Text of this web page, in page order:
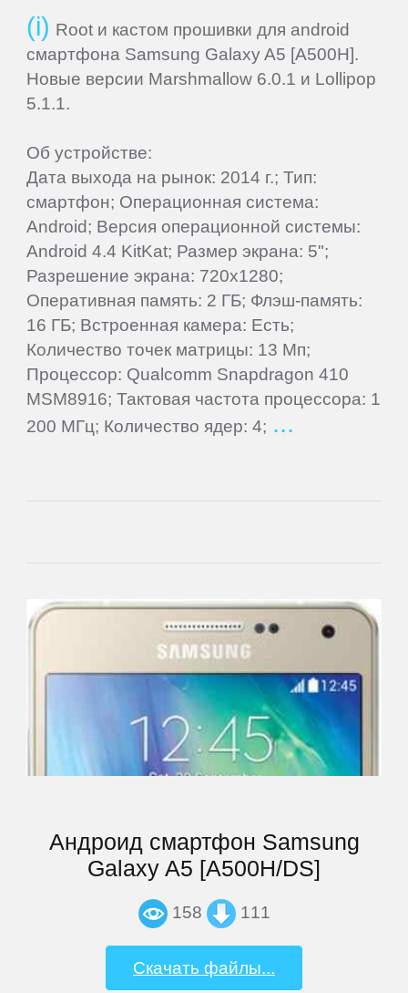
Root и кастом прошивки для android
смартфона Samsung Galaxy A5 [A500H].
Новые версии Marshmallow 6.0.1 и Lollipop
5.1.1.
Об устройстве:
Дата выхода на рынок: 2014 г.; Тип:
смартфон; Операционная система:
Android; Версия операционной системы:
Android 4.4 KitKat; Размер экрана: 5";
Разрешение экрана: 720x1280;
Оперативная память: 2 ГБ; Флэш-память:
16 ГБ; Встроенная камера: Есть;
Количество точек матрицы: 13 Мп;
Процессор: Qualcomm Snapdragon 410
MSM8916; Тактовая частота процессора: 1
200 МГц; Количество ядер: 4;
Андроид смартфон Samsung
Galaxy A5 [A500H/DS]
158 111
Скачать файлы...
Rugtel
Runbo
Senseit
Smarty
Snopow
Sony
TeXet
Wileyfox